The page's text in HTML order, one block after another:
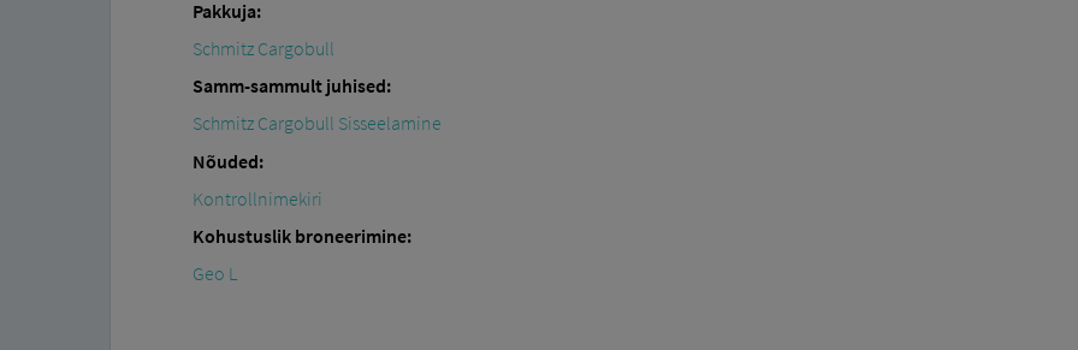
Pakkuja:
Schmitz Cargobull
Samm-sammult juhised:
Schmitz Cargobull Sisseelamine
Nõuded:
Kontrollnimekiri
Kohustuslik broneerimine:
Geo L